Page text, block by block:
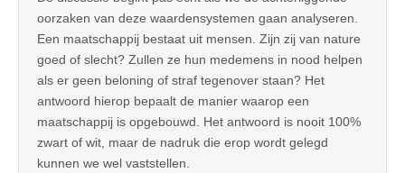
oorzaken van deze waardensystemen gaan analyseren.
Een maatschappij bestaat uit mensen. Zijn zij van nature
goed of slecht? Zullen ze hun medemens in nood helpen
als er geen beloning of straf tegenover staan? Het
antwoord hierop bepaalt de manier waarop een
maatschappij is opgebouwd. Het antwoord is nooit 100%
zwart of wit, maar de nadruk die erop wordt gelegd
kunnen we wel vaststellen.